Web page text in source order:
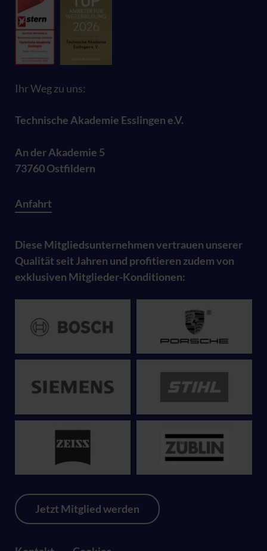
Ihr Weg zu uns:
Technische Akademie Esslingen e.V.
An der Akademie 5
73760 Ostfildern
Anfahrt
Diese Mitgliedsunternehmen vertrauen unserer
Qualität seit Jahren und profitieren zudem von
exklusiven Mitglieder-Konditionen:
Jetzt Mitglied werden